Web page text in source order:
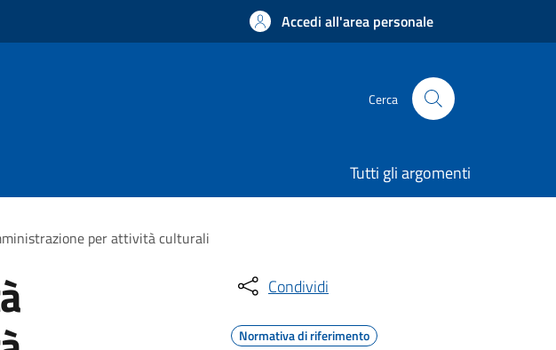
Accedi all'area personale
Cerca
Tutti gli argomenti
per attività culturali
Condividi
Normativa di riferimento